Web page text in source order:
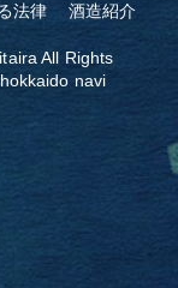
法律
酒造紹介
All Rights
hokkaido navi